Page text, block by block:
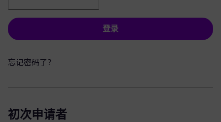
登录
忘记密码了？
初次申请者